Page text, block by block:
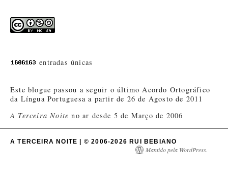
entradas únicas
Este blogue passou a seguir o último Acordo Ortográfico
da Língua Portuguesa a partir de 26 de Agosto de 2011
A Terceira Noite no ar desde 5 de Março de 2006
A TERCEIRA NOITE | © 2006-2026 RUI BEBIANO
Mantido pela WordPress.